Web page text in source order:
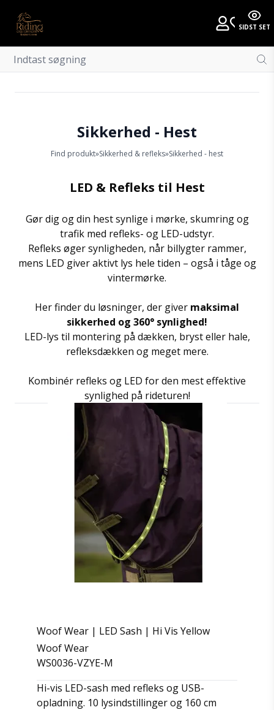
Sikkerhed - Hest
Find produkt»Sikkerhed & refleks»Sikkerhed - hest
LED & Refleks til Hest
Gør dig og din hest synlige i mørke, skumring og
trafik med refleks- og LED-udstyr.
Refleks øger synligheden, når billygter rammer,
mens LED giver aktivt lys hele tiden – også i tåge og
vintermørke.
Her finder du løsninger, der giver maksimal
sikkerhed og 360° synlighed!
LED-lys til montering på dækken, bryst eller hale,
refleksdækken og meget mere.
Kombinér refleks og LED for den mest effektive
synlighed på rideturen!
Woof Wear | LED Sash | Hi Vis Yellow
Woof Wear
WS0036-VZYE-M
Hi-vis LED-sash med refleks og USB-
opladning. 10 lysindstillinger og 160 cm
SIDST SET